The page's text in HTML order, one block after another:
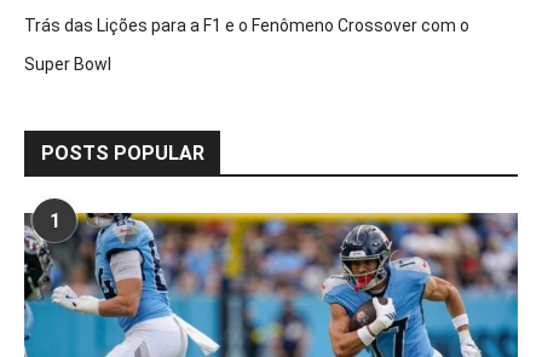
Trás das Lições para a F1 e o Fenômeno Crossover com o
Super Bowl
POSTS POPULAR
1